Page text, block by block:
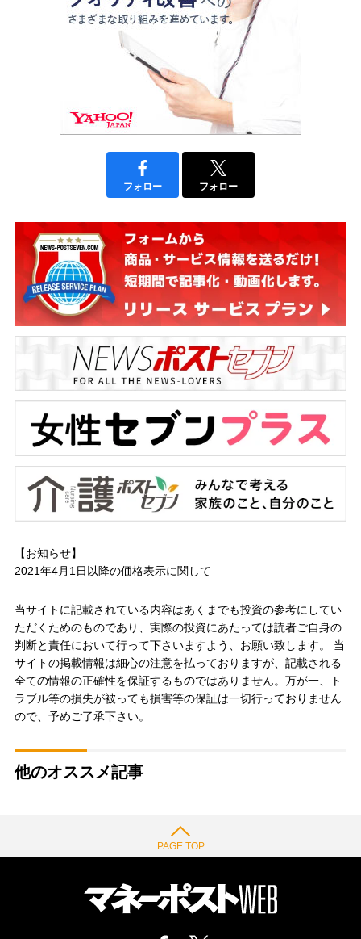
フォロー フォロー
【お知らせ】
2021年4月1日以降の価格表示に関して
当サイトに記載されている内容はあくまでも投資の参考にしてい
ただくためのものであり、実際の投資にあたっては読者ご自身の
判断と責任において行って下さいますよう、お願い致します。 当
サイトの掲載情報は細心の注意を払っておりますが、記載される
全ての情報の正確性を保証するものではありません。万が一、ト
ラブル等の損失が被っても損害等の保証は一切行っておりません
ので、予めご了承下さい。
他のオススメ記事
PAGE TOP